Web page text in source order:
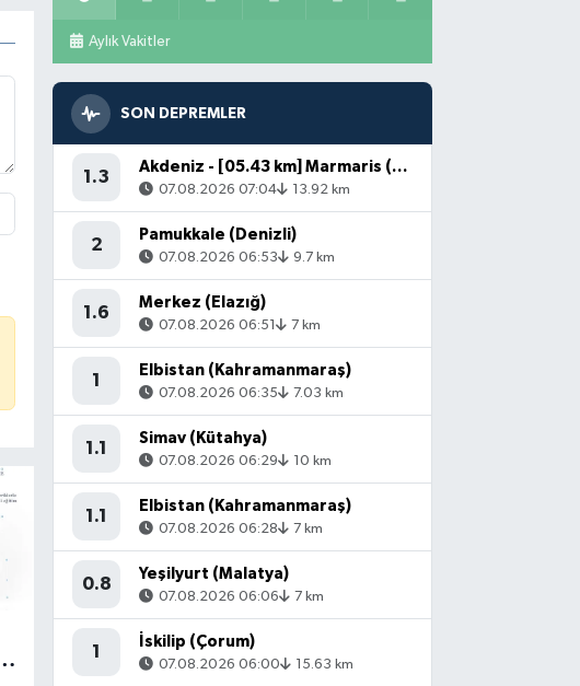
Aylık Vakitler
SON DEPREMLER
1.3
Akdeniz - [05.43 km] Marmaris (Muğla)
07.08.2026 07:04 13.92 km
2
Pamukkale (Denizli)
07.08.2026 06:53 9.7 km
1.6
Merkez (Elazığ)
07.08.2026 06:51 7 km
1
Elbistan (Kahramanmaraş)
07.08.2026 06:35 7.03 km
1.1
Simav (Kütahya)
07.08.2026 06:29 10 km
1.1
Elbistan (Kahramanmaraş)
07.08.2026 06:28 7 km
0.8
Yeşilyurt (Malatya)
07.08.2026 06:06 7 km
1
İskilip (Çorum)
07.08.2026 06:00 15.63 km